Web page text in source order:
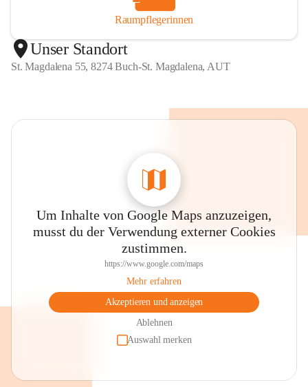
Raumpflegerinnen
Unser Standort
St. Magdalena 55, 8274 Buch-St. Magdalena, AUT
Um Inhalte von Google Maps anzuzeigen,
musst du der Verwendung externer Cookies
zustimmen.
https://www.google.com/maps
Mehr erfahren
Akzeptieren und anzeigen
Ablehnen
Auswahl merken